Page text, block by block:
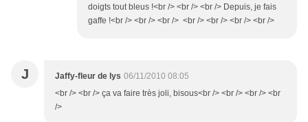
doigts tout bleus !<br /> <br /> <br /> Depuis, je fais
gaffe !<br /> <br /> <br /> <br /> <br /> <br /> <br />
J Jaffy-fleur de lys 06/11/2010 08:05
<br /> <br /> ça va faire très joli, bisous<br /> <br /> <br /> <br
/>